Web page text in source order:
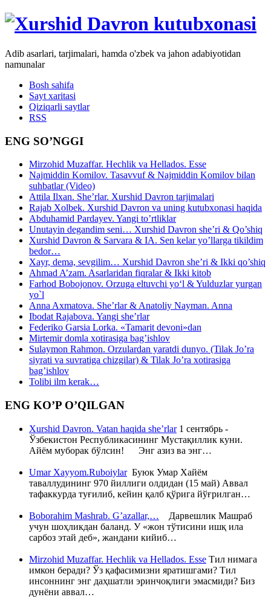
Adib asarlari, tarjimalari, hamda o'zbek va jahon adabiyotidan
namunalar
Bosh sahifa
Sayt xaritasi
Qiziqarli saytlar
RSS
ENG SO’NGGI
Mirzohid Muzaffar. Hechlik va Hellados. Esse
Najmiddin Komilov. Tasavvuf & Najmiddin Komilov bilan
suhbatlar (Video)
Attila Ilxan. She’rlar. Xurshid Davron tarjimalari
Rajab Xolbek. Xurshid Davron va uning kutubxonasi haqida
Abduhamid Pardayev. Yangi to’rtliklar
Unutayin degandim seni… Xurshid Davron she’ri & Qo’shiq
Xurshid Davron & Sarvara & IA. Sen kelar yo’llarga tikildim
bedor…
Xayr, dema, sevgilim… Xurshid Davron she’ri & Ikki qo’shiq
Ahmad A’zam. Asarlaridan fiqralar & Ikki kitob
Farhod Bobojonov. Orzuga eltuvchi yo‘l & Yulduzlar yurgan
yo`l
Anna Axmatova. She’rlar & Anatoliy Nayman. Anna
Ibodat Rajabova. Yangi she’rlar
Federiko Garsia Lorka. «Tamarit devoni»dan
Mirtemir domla xotirasiga bag’ishlov
Sulaymon Rahmon. Orzulardan yaratdi dunyo. (Tilak Jo’ra
siyrati va suvratiga chizgilar) & Tilak Jo’ra xotirasiga
bag’ishlov
Tolibi ilm kerak…
ENG KO’P O’QILGAN
Xurshid Davron. Vatan haqida she’rlar1 сентябрь -
Ўзбекистон Республикасининг Мустақиллик куни.
Айём муборак бўлсин! Энг азиз ва энг…
Umar Xayyom.RuboiylarБуюк Умар Хайём
таваллудининг 970 йиллиги олдидан (15 май) Аввал
тафаккурда туғилиб, кейин қалб қўрига йўғрилган…
Boborahim Mashrab. G’azallar,… Дарвешлик Машраб
учун шоҳликдан баланд. У «жон тўтисини ишқ ила
сарбоз этай деб», жандани кийиб…
Mirzohid Muzaffar. Hechlik va Hellados. Esse Тил нимага
имкон беради? Ўз қафасимизни яратишгами? Тил
инсоннинг энг даҳшатли эринчоқлиги эмасмиди? Биз
дунёни аввал…